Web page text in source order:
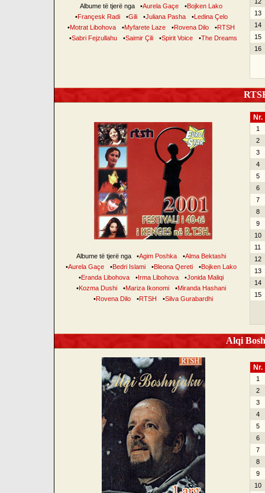
Albume të tjerë nga •Aurela Gaçe •Bojken Lako
•Françesk Radi •Gili •Juliana Pasha •Ledina Çelo
•Motrat Libohova •Myfarete Laze •Rovena Dilo •RTSH
•Sabri Fejzullahu •Saimir Çili •Spirit Voice •The Dreams
13
14
15
16
Albume të tjerë nga •Agim Poshka •Alma Bektashi
•Aurela Gaçe •Bedri Islami •Bleona Qereti •Bojken Lako
•Eranda Libohova •Irma Libohova •Jonida Maliqi
•Kozma Dushi •Mariza Ikonomi •Miranda Hashani
•Rovena Dilo •RTSH •Silva Gurabardhi
Nr.
1
2
3
4
5
6
7
8
9
10
11
12
13
14
15
Alqi
Nr.
1
2
3
4
5
6
7
8
9
10